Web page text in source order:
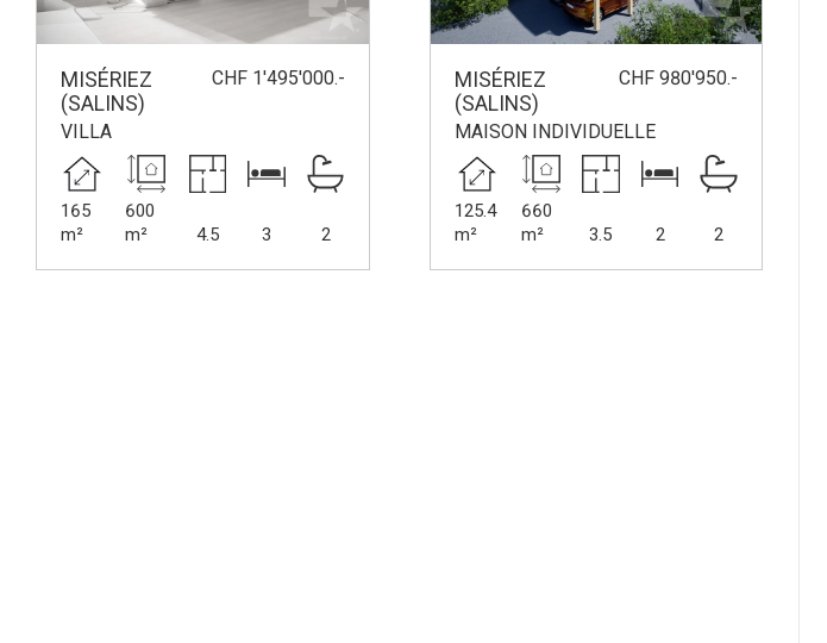
MISÉRIEZ
(SALINS)
CHF 1'495'000.-
VILLA
165
m²
600
m²
4.5 3 2
MISÉRIEZ
(SALINS)
CHF 980'950.-
MAISON INDIVIDUELLE
125.4
m²
660
m²
3.5 2 2